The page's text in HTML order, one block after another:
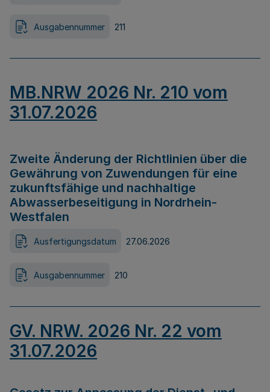
Ausgabennummer 211
MB.NRW 2026 Nr. 210 vom
31.07.2026
Zweite Änderung der Richtlinien über die
Gewährung von Zuwendungen für eine
zukunftsfähige und nachhaltige
Abwasserbeseitigung in Nordrhein-
Westfalen
Ausfertigungsdatum 27.06.2026
Ausgabennummer 210
GV. NRW. 2026 Nr. 22 vom
31.07.2026